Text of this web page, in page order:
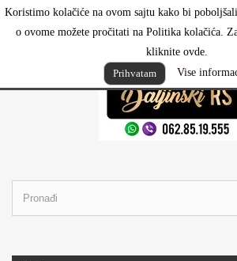
Koristimo kolačiće na ovom sajtu kako bi
o ovome možete pročitati na Politika kolačića.
kliknite ovde.
Prihvatam
Vise